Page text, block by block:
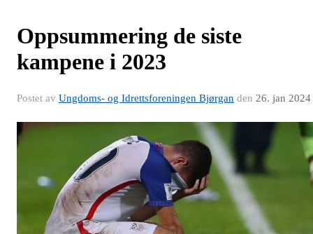
Oppsummering de siste
kampene i 2023
Postet av Ungdoms- og Idrettsforeningen Bjørgan den 26. jan 2024